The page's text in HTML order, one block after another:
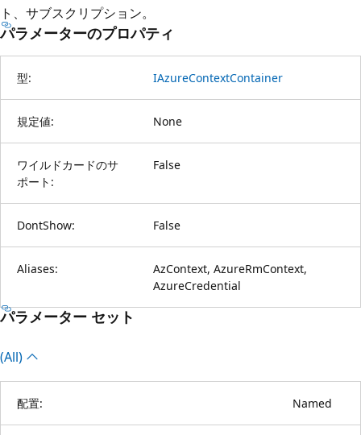
ト、サブスクリプション。
パラメーターのプロパティ
型: IAzureContextContainer
規定値: None
ワイルドカードのサ
ポート:
False
DontShow: False
Aliases:
AzContext, AzureRmContext,
AzureCredential
パラメーター セット
(All)
配置: Named